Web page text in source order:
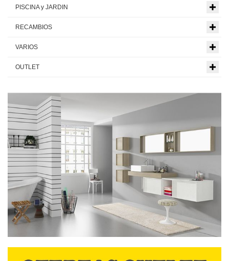
PISCINA y JARDIN
RECAMBIOS
VARIOS
OUTLET